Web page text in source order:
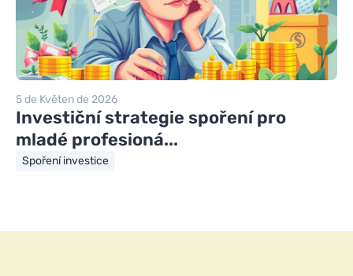
5 de Květen de 2026
Investiční strategie spoření pro
mladé profesioná...
Spoření investice